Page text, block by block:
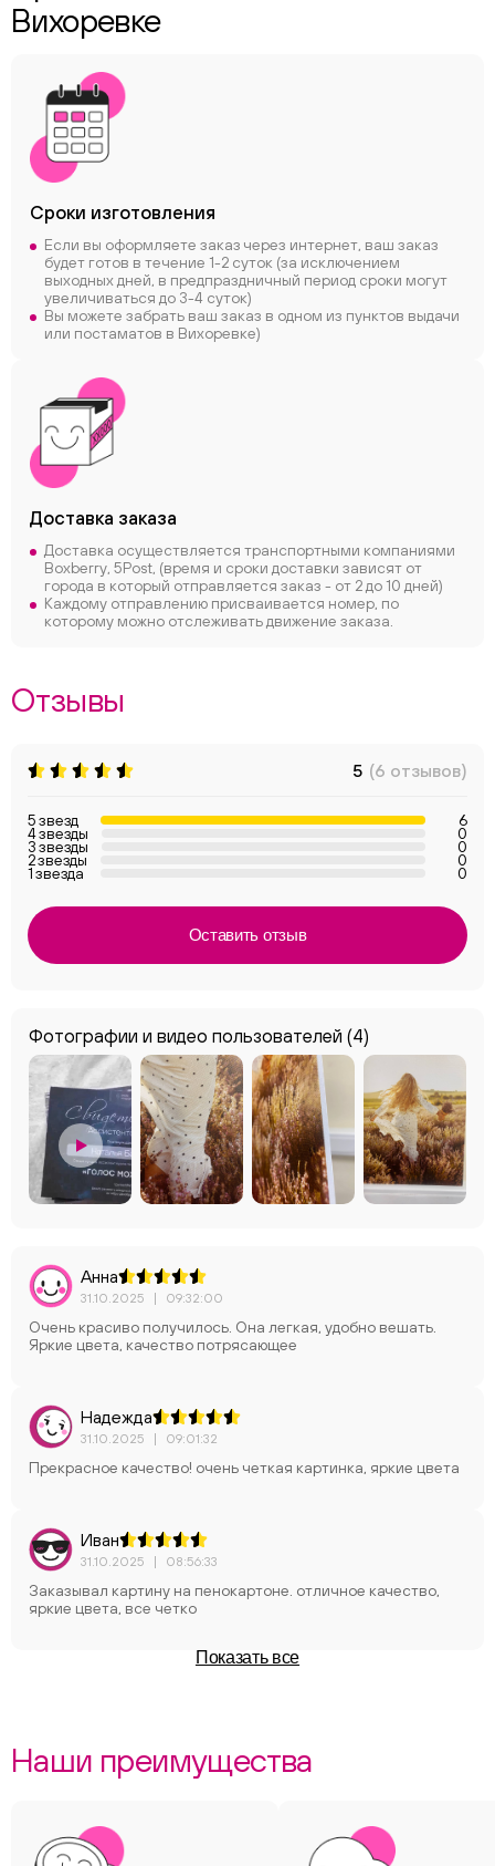
Вихоревке
Сроки изготовления
Если вы оформляете заказ через интернет, ваш заказ
будет готов в течение 1-2 суток (за исключением
выходных дней, в предпраздничный период сроки могут
увеличиваться до 3-4 суток)
Вы можете забрать ваш заказ в одном из пунктов выдачи
или постаматов в Вихоревке)
Доставка заказа
Доставка осуществляется транспортными компаниями
Boxberry, 5Post, (время и сроки доставки зависят от
города в который отправляется заказ - от 2 до 10 дней)
Каждому отправлению присваивается номер, по
которому можно отслеживать движение заказа.
Отзывы
Фотографии и видео пользователей (4)
5 (6 отзывов)
5 звезд 6
4 звезды 0
3 звезды 0
2 звезды 0
1 звезда 0
Оставить отзыв
Анна
31.10.2025 | 09:32:00
Очень красиво получилось. Она легкая, удобно вешать.
Яркие цвета, качество потрясающее
Надежда
31.10.2025 | 09:01:32
Прекрасное качество! очень четкая картинка, яркие цвета
Иван
31.10.2025 | 08:56:33
Заказывал картину на пенокартоне. отличное качество,
яркие цвета, все четко
Показать все
Наши преимущества